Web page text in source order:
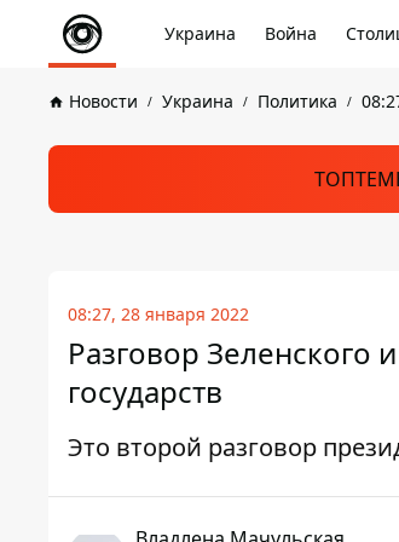
Украина Война
Новости Украина Политика
08:27, 28 января 2022
Разговор Зеленского
государств
Это второй разговор